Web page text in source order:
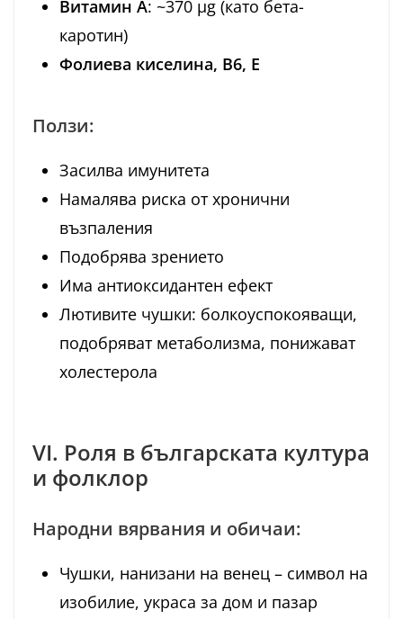
Витамин A: ~370 µg (като бета-
каротин)
Фолиева киселина, В6, Е
Ползи:
Засилва имунитета
Намалява риска от хронични
възпаления
Подобрява зрението
Има антиоксидантен ефект
Лютивите чушки: болкоуспокояващи,
подобряват метаболизма, понижават
холестерола
VI. Роля в българската култура
и фолклор
Народни вярвания и обичаи:
Чушки, нанизани на венец – символ на
изобилие, украса за дом и пазар